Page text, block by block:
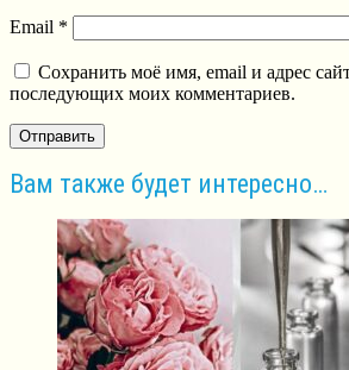
Email *
Сохранить моё имя, email и адрес
последующих моих комментариев.
Вам также будет интересно…